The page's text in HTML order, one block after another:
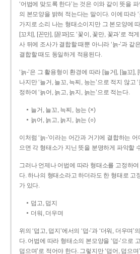
‘어법에 맞도록 한다’는 것은 이와 같이 뜻을
의 본모양을 밝혀 적는다는 말이다. 이에 따라 ‘
가지로 소리 나는 형태소이지만 그 본모양에
[꼬치], [꼰만], [꼳꽈]도 ‘꽃이, 꽃만, 꽃과’로 적
사 뒤에 조사가 결합할 때뿐 아니라 ‘늙-’과 같
결합할 때도 동일하게 적용된다.
‘늙-’은 그 활용형이 환경에 따라 [늘거], [늘꼬],
나지만 ‘늘거, 늘꼬, 늑찌, 능는’으로 적지 않고
정하여 ‘늙어, 늙고, 늙지, 늙는’으로 적는다.
늘거, 늘꼬, 늑찌, 능는 (×)
늙어, 늙고, 늙지, 늙는 (○)
이처럼 ‘늙-­’이라는 어간과 거기에 결합하는
으면 각 형태소가 지닌 뜻을 분명하게 파악할
그러나 언제나 어법에 따라 형태소를 고정하
다. 하나의 형태소라고 하더라도 한 형태로 고
가 있다.
덥고, 덥지
더워, 더우며
위의 ‘덥고, 덥지’에서의 ‘덥-­’과 ‘더워, 더우며’
다. 어법에 따라 형태소의 본모양을 ‘덥-­’으로
덥으며’로 적어야 한다. 그렇지만 ‘덥어, 덥으며